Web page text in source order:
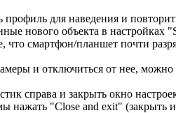
для наведения и
нового объекта в
что смартфон/планшет почти
и отключиться от нее,
справа и закрыть окно
нажать "Closе and exit" (закрыть